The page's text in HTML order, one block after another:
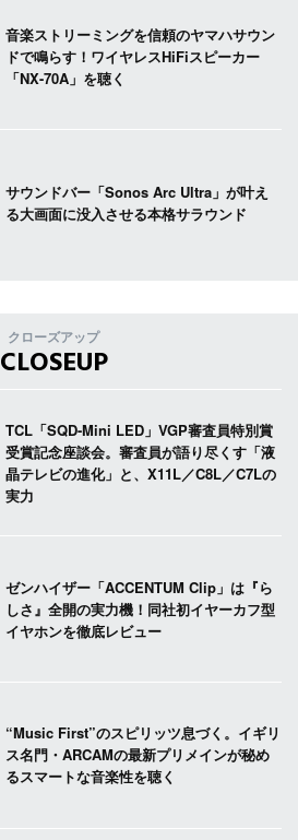
音楽ストリーミングを信頼のヤマハサウン
ドで鳴らす！ワイヤレスHiFiスピーカー
「NX-70A」を聴く
サウンドバー「Sonos Arc Ultra」が叶え
る大画面に没入させる本格サラウンド
クローズアップ
CLOSEUP
TCL「SQD-Mini LED」VGP審査員特別賞
受賞記念座談会。審査員が語り尽くす「液
晶テレビの進化」と、X11L／C8L／C7Lの
実力
ゼンハイザー「ACCENTUM Clip」は『ら
しさ』全開の実力機！同社初イヤーカフ型
イヤホンを徹底レビュー
“Music First”のスピリッツ息づく。イギリ
ス名門・ARCAMの最新プリメインが秘め
るスマートな音楽性を聴く